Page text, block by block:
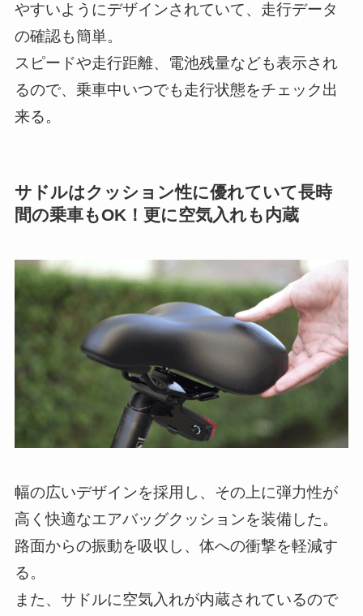
やすいようにデザインされていて、走行データ
の確認も簡単。
スピードや走行距離、電池残量なども表示され
るので、乗車中いつでも走行状態をチェック出
来る。
サドルはクッション性に優れていて長時
間の乗車もOK！更に空気入れも内蔵
幅の広いデザインを採用し、その上に弾力性が
高く快適なエアバッグクッションを装備した。
路面からの振動を吸収し、体への衝撃を軽減す
る。
また、サドルに空気入れが内蔵されているので